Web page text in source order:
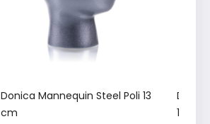
Donica Mannequin Steel Poli 13
cm
12 cm